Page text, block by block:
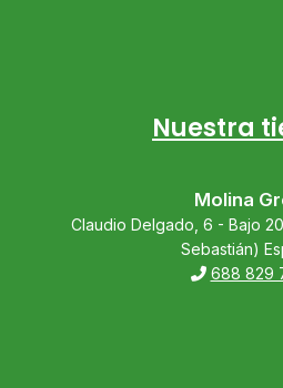
Nuestra
Molina
Claudio Delgado, 6 - Bajo
Sebastián)
688 829